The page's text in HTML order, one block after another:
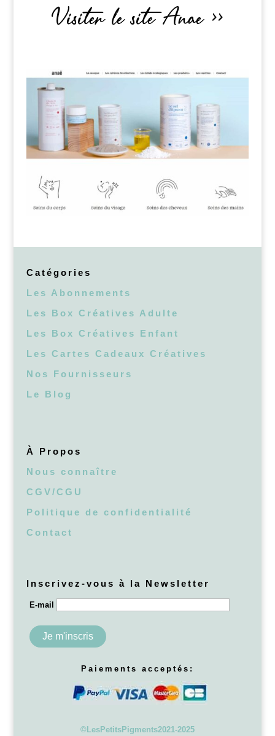
Visiter le site Anae >>
Catégories
Les Abonnements
Les Box Créatives Adulte
Les Box Créatives Enfant
Les Cartes Cadeaux Créatives
Nos Fournisseurs
Le Blog
À Propos
Nous connaître
CGV/CGU
Politique de confidentialité
Contact
Inscrivez-vous à la Newsletter
E-mail
Paiements acceptés:
©LesPetitsPigments2021-2025